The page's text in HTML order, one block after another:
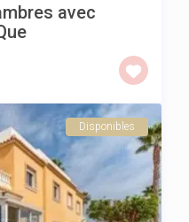
avec
Disponibles